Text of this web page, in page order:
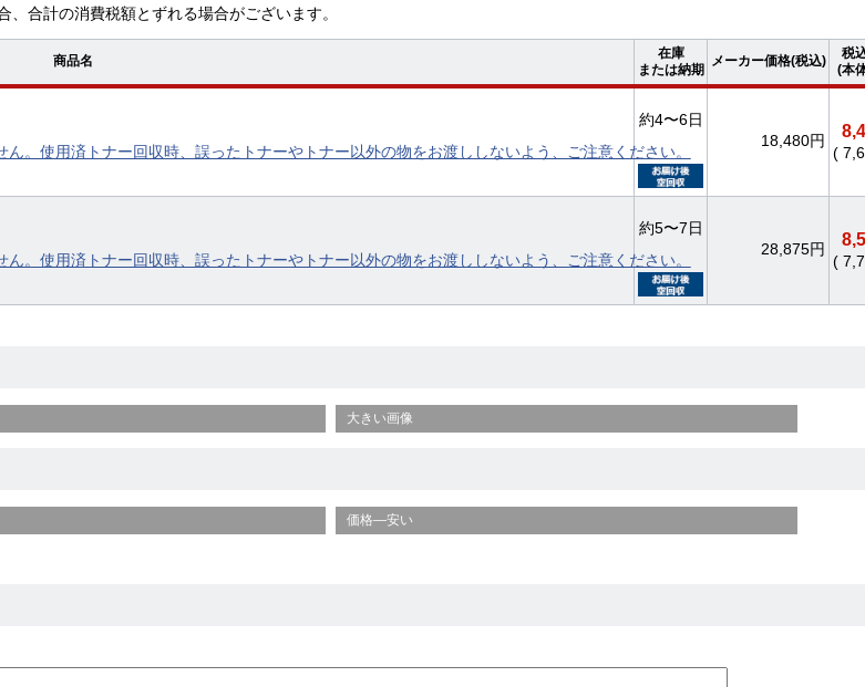
合計の消費税額とずれる場合がございます。
商品名
在庫
または納期
メーカー価格(税込)
税
(本
。使用済トナー回収時、誤ったトナーやトナー以外の物をお渡ししないよう、ご注意ください。
約4〜6日
18,480円
(
。使用済トナー回収時、誤ったトナーやトナー以外の物をお渡ししないよう、ご注意ください。
約5〜7日
28,875円
(
大きい画像
価格—安い